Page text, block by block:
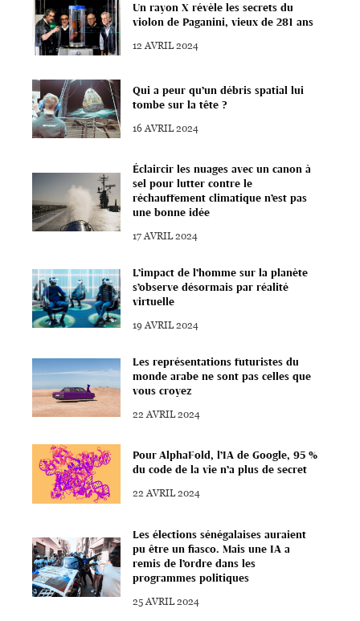
Un rayon X révèle les secrets du
violon de Paganini, vieux de 281 ans
12 AVRIL 2024
Qui a peur qu’un débris spatial lui
tombe sur la tête ?
16 AVRIL 2024
Éclaircir les nuages avec un canon à
sel pour lutter contre le
réchauffement climatique n’est pas
une bonne idée
17 AVRIL 2024
L’impact de l’homme sur la planète
s’observe désormais par réalité
virtuelle
19 AVRIL 2024
Les représentations futuristes du
monde arabe ne sont pas celles que
vous croyez
22 AVRIL 2024
Pour AlphaFold, l’IA de Google, 95 %
du code de la vie n’a plus de secret
22 AVRIL 2024
Les élections sénégalaises auraient
pu être un fiasco. Mais une IA a
remis de l’ordre dans les
programmes politiques
25 AVRIL 2024